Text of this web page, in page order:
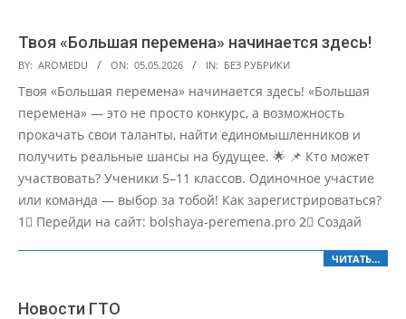
Твоя «Большая перемена» начинается здесь!
2026-
05-
BY: AROMEDU ON: 05.05.2026 IN: БЕЗ РУБРИКИ
Твоя «Большая перемена» начинается здесь! «Большая
перемена» — это не просто конкурс, а возможность
прокачать свои таланты, найти единомышленников и
получить реальные шансы на будущее. 🌟 📌 Кто может
участвовать? Ученики 5–11 классов. Одиночное участие
или команда — выбор за тобой! Как зарегистрироваться?
1⃣ Перейди на сайт: bolshaya-peremena.pro 2⃣ Создай
ЧИТАТЬ…
Новости ГТО